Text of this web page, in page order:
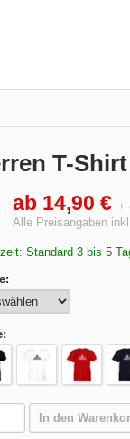
T-
ab 14,90 € +
Alle Preisangaben
Standard 3 bis 5
In den